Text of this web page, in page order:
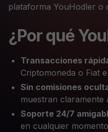
plataforma YouHodler o
¿Por qué
Transacciones
Criptomoneda o Fiat
Sin comisiones
muestran claramente
Soporte 24/7
en cualquier